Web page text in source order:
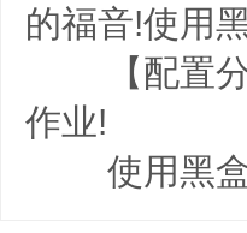
的福音!使用
【配置分
作业!
使用黑盒